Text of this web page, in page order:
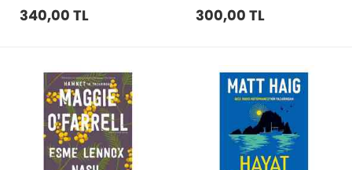
340,00 TL 300,00 TL